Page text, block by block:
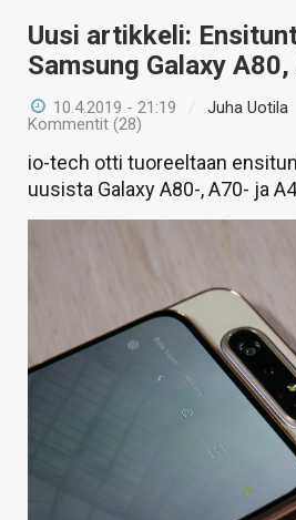
Uusi artikkeli:
Samsung Galaxy
10.4.2019 - 21:19 / Juha Uotila
Kommentit (28)
io-tech otti tuoreeltaan
uusista Galaxy A80-, A70- ja